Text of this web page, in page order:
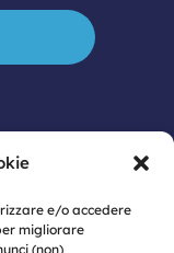
e/o accedere
migliorare
(non)